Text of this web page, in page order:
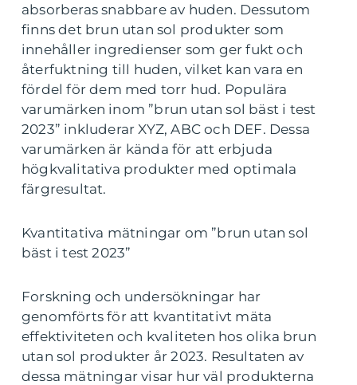
absorberas snabbare av huden. Dessutom
finns det brun utan sol produkter som
innehåller ingredienser som ger fukt och
återfuktning till huden, vilket kan vara en
fördel för dem med torr hud. Populära
varumärken inom ”brun utan sol bäst i test
2023” inkluderar XYZ, ABC och DEF. Dessa
varumärken är kända för att erbjuda
högkvalitativa produkter med optimala
färgresultat.
Kvantitativa mätningar om ”brun utan sol
bäst i test 2023”
Forskning och undersökningar har
genomförts för att kvantitativt mäta
effektiviteten och kvaliteten hos olika brun
utan sol produkter år 2023. Resultaten av
dessa mätningar visar hur väl produkterna